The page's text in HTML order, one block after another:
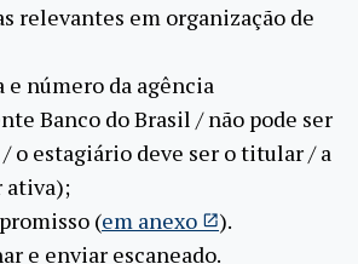
relevantes em organização de
e número da agência
Banco do Brasil / não pode ser
/ o estagiário deve ser o titular / a
ativa);
(em anexo
).
e enviar escaneado.